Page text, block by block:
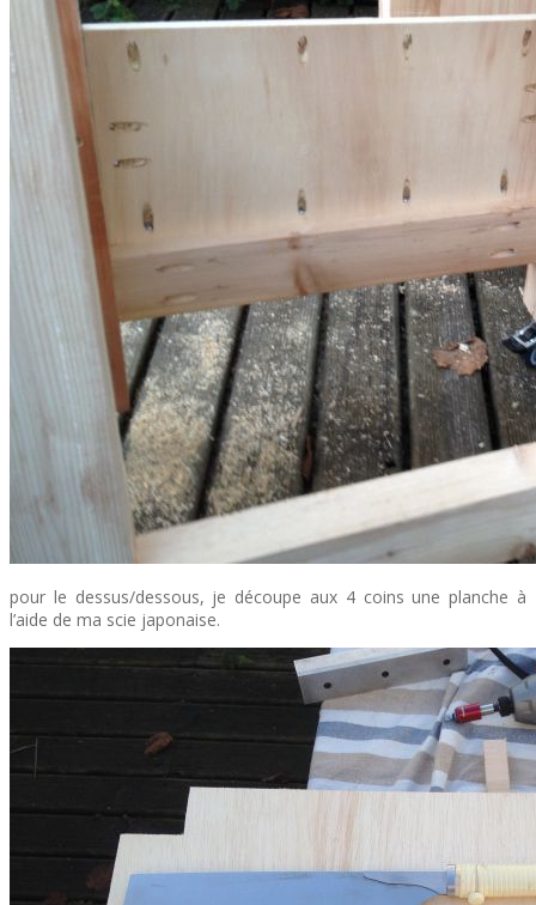
pour le dessus/dessous, je découpe aux 4 coins une planche à
l’aide de ma scie japonaise.